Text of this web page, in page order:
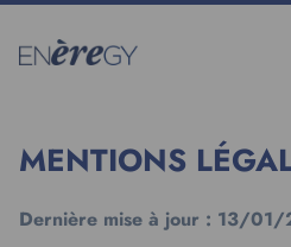
Aller
contenu
MENTIONS
Dernière mise à jour : 13/